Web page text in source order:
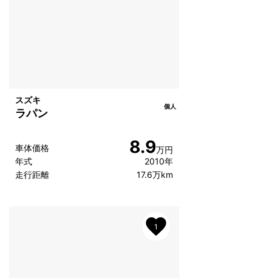
スズキ
ラパン
車体価格 8.9万円
年式
2010年
走行距離
17.6万km
個人
1